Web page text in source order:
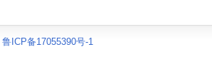
鲁ICP备17055390号-1